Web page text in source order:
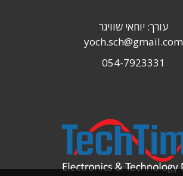
עורך: יוחאי שוויגר
yoch.sch@gmail.com
054-7923331